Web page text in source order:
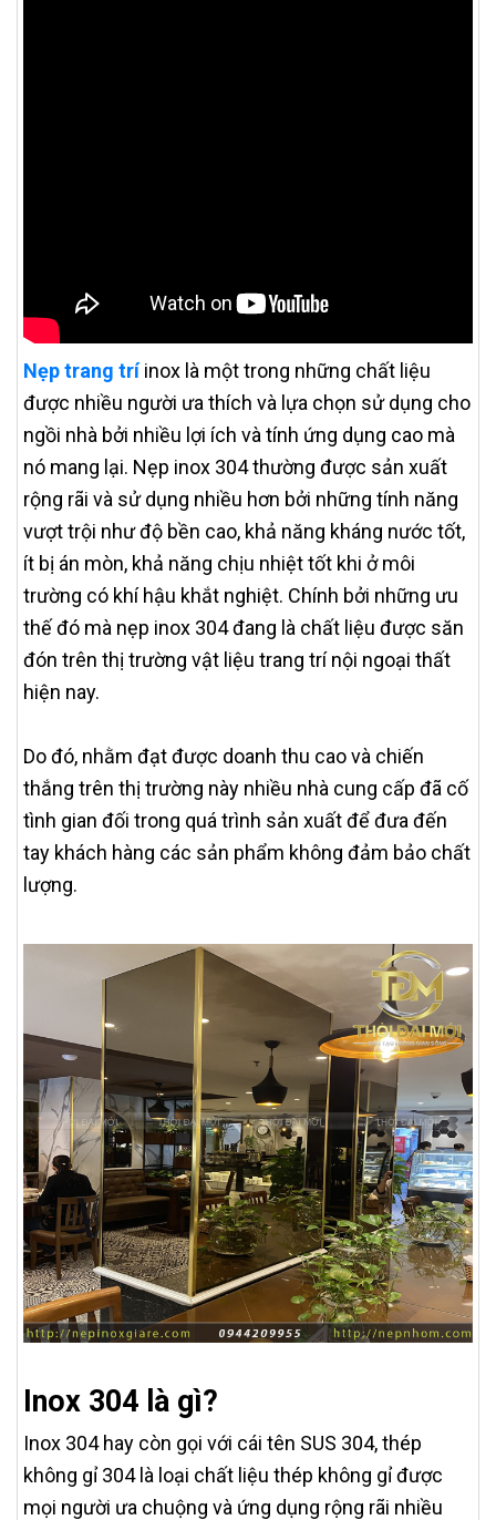
Nẹp trang tríinox là một trong những chất liệu
được nhiều người ưa thích và lựa chọn sử dụng cho
ngồi nhà bởi nhiều lợi ích và tính ứng dụng cao mà
nó mang lại. Nẹp inox 304 thường được sản xuất
rộng rãi và sử dụng nhiều hơn bởi những tính năng
vượt trội như độ bền cao, khả năng kháng nước tốt,
ít bị án mòn, khả năng chịu nhiệt tốt khi ở môi
trường có khí hậu khắt nghiệt. Chính bởi những ưu
thế đó mà nẹp inox 304 đang là chất liệu được săn
đón trên thị trường vật liệu trang trí nội ngoại thất
hiện nay.
Do đó, nhằm đạt được doanh thu cao và chiến
thắng trên thị trường này nhiều nhà cung cấp đã cố
tình gian đối trong quá trình sản xuất để đưa đến
tay khách hàng các sản phẩm không đảm bảo chất
lượng.
Inox 304 là gì?
Inox 304 hay còn gọi với cái tên SUS 304, thép
không gỉ 304 là loại chất liệu thép không gỉ được
mọi người ưa chuộng và ứng dụng rộng rãi nhiều